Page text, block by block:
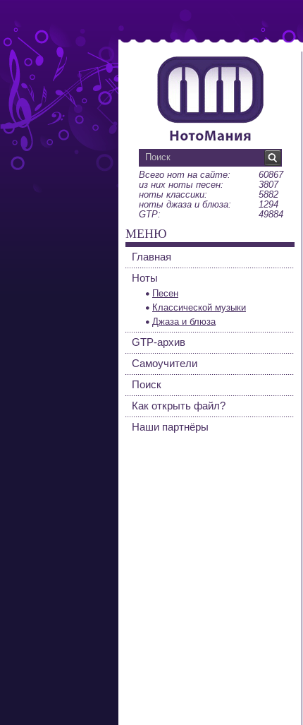
Всего нот на сайте:
60867
из них ноты песен:
3807
ноты классики:
5882
ноты джаза и блюза:
1294
GTP:
49884
МЕНЮ
Главная
Ноты
Песен
Классической музыки
Джаза и блюза
GTP-архив
Самоучители
Поиск
Как открыть файл?
Наши партнёры